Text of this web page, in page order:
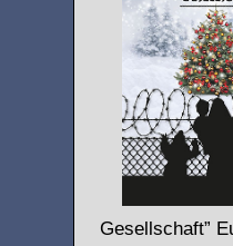
Gesellschaft”